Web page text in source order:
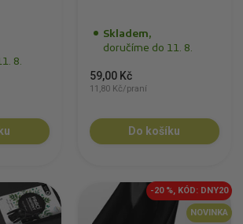
8.
Skladem,
doručíme do 11. 8.
59,00 Kč
11,80 Kč/praní
Do košíku
-20 %, KÓD: DNY20
NOVINKA